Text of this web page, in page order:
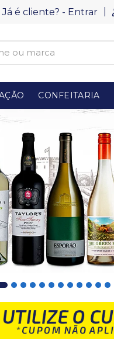
Já é cliente? - Entrar
CONFEITARIA